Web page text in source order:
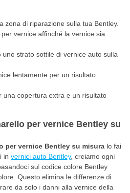
zona di riparazione sulla tua Bentley.
vernice affinché la vernice sia
uno strato sottile di vernice auto sulla
lentamente per un risultato
una copertura extra e un risultato
per vernice Bentley su
per vernice Bentley su misura lo fai
in vernici auto Bentley, creiamo ogni
sul codice colore Bentley
Questo elimina le differenze di
da solo i danni alla vernice della